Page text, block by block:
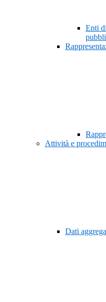
Enti
Attività e
Dati